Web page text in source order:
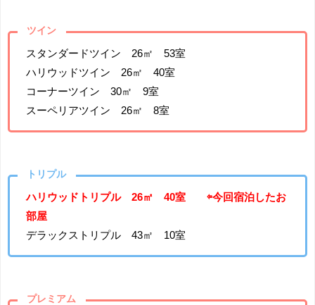
ツイン
スタンダードツイン 26㎡ 53室
ハリウッドツイン 26㎡ 40室
コーナーツイン 30㎡ 9室
スーペリアツイン 26㎡ 8室
トリプル
ハリウッドトリプル 26㎡ 40室 ⇦今回宿泊したお
部屋
デラックストリプル 43㎡ 10室
プレミアム